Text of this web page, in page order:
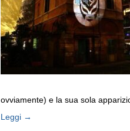
ovviamente) e la sua sola
Leggi →